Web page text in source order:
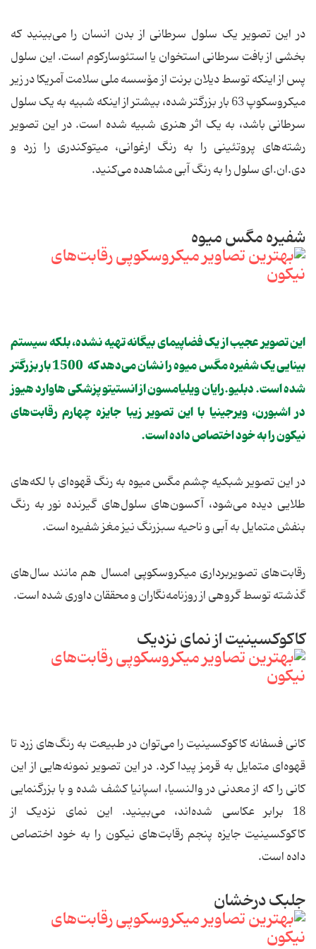
در این تصویر یک سلول سرطانی از بدن انسان را می‌بینید که
بخشی از بافت سرطانی استخوان یا استئوسارکوم است. این سلول
پس از اینکه توسط دیلان برنت از مۆسسه ملی سلامت آمریکا در زیر
میکروسکوپ 63 بار بزرگتر شده، بیشتر از اینکه شبیه به یک سلول
سرطانی باشد، به یک اثر هنری شبیه شده است. در این تصویر
رشته‌های پروتئینی را به رنگ ارغوانی، میتوکندری را زرد و
دی.ان.ای سلول را به رنگ آبی مشاهده می‌کنید.
شفیره مگس میوه
این تصویر عجیب از یک فضاپیمای بیگانه تهیه نشده، بلکه سیستم
بینایی یک شفیره مگس میوه را نشان می‌دهد که 1500 بار بزرگتر
شده است. دبلیو.رایان ویلیامسون از انستیتو پزشکی هاوارد هیوز
در اشبورن، ویرجینیا با این تصویر زیبا جایزه چهارم رقابت‌های
نیکون را به خود اختصاص داده است.
در این تصویر شبکیه چشم مگس میوه به رنگ قهوه‌ای با لکه‌های
طلایی دیده می‌شود، آکسون‌های سلول‌های گیرنده نور به رنگ
بنفش متمایل به آبی و ناحیه سبزرنگ نیز مغز شفیره است.
رقابت‌های تصویربرداری میکروسکوپی امسال هم مانند سال‌های
گذشته توسط گروهی از روزنامه‌نگاران و محققان داوری شده است.
کاکوکسینیت از نمای نزدیک
کانی فسفانه کاکوکسینیت را می‌توان در طبیعت به رنگ‌های زرد تا
قهوه‌ای متمایل به قرمز پیدا کرد. در این تصویر نمونه‌هایی از این
کانی را که از معدنی در والنسیا، اسپانیا کشف شده و با بزرگنمایی
18 برابر عکاسی شده‌اند، می‌بینید. این نمای نزدیک از
کاکوکسینیت جایزه پنجم رقابت‌های نیکون را به خود اختصاص
داده است.
جلبک درخشان